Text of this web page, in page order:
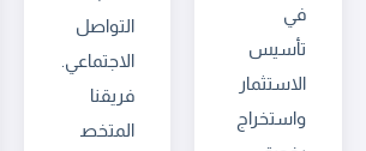
في
تأسيس
الاستثمار
واستخراج
التواصل
الاجتماعي.
فريقنا
المتخص